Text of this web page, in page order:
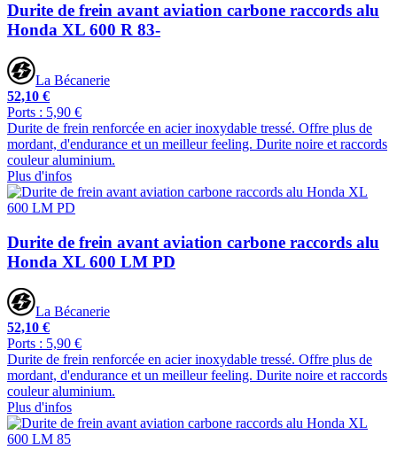
Durite de frein avant aviation carbone raccords alu
Honda XL 600 R 83-
La Bécanerie
52,10 €
Ports : 5,90 €
Durite de frein renforcée en acier inoxydable tressé. Offre plus de
mordant, d'endurance et un meilleur feeling. Durite noire et raccords
couleur aluminium.
Plus d'infos
Durite de frein avant aviation carbone raccords alu
Honda XL 600 LM PD
La Bécanerie
52,10 €
Ports : 5,90 €
Durite de frein renforcée en acier inoxydable tressé. Offre plus de
mordant, d'endurance et un meilleur feeling. Durite noire et raccords
couleur aluminium.
Plus d'infos